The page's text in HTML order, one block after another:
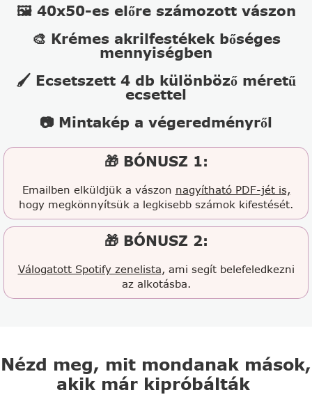
🖼️ 40x50-es előre számozott vászon
🎨 Krémes akrilfestékek bőséges
mennyiségben
🖌️ Ecsetszett 4 db különböző méretű
ecsettel
📷 Mintakép a végeredményről
🎁 BÓNUSZ 1:
Emailben elküldjük a vászon nagyítható PDF-jét is,
hogy megkönnyítsük a legkisebb számok kifestését.
🎁 BÓNUSZ 2:
Válogatott Spotify zenelista, ami segít belefeledkezni
az alkotásba.
Nézd meg, mit mondanak mások,
akik már kipróbálták